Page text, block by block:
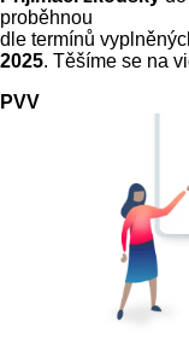
proběhnou
dle termínů
2025. Těšíme se na
PVV